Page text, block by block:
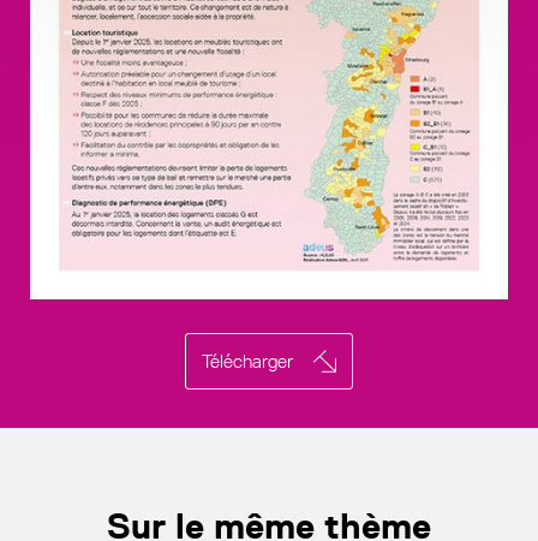
Télécharger
Sur le même thème